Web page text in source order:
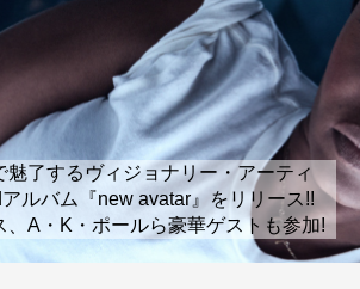
魅了するヴィジョナリー・アーティ
ルバム『new avatar』をリリース!!
、A・K・ポールら豪華ゲストも参加!